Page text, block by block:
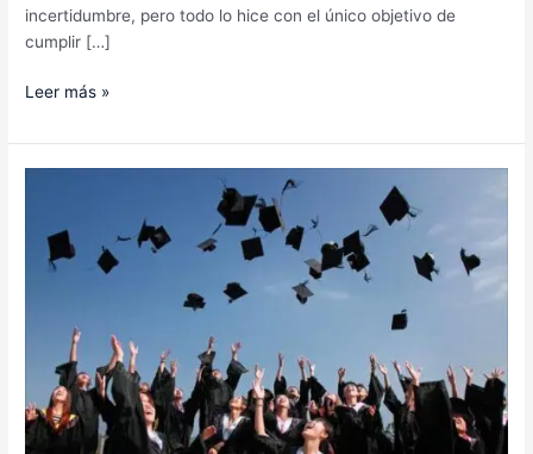
incertidumbre, pero todo lo hice con el único objetivo de
cumplir […]
Leer más »
Cómo
ahorrar
educación
hijos
–